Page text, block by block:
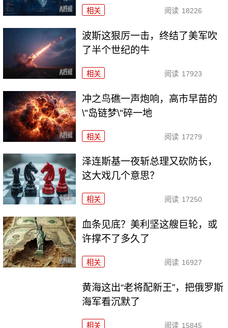
相关 阅读 18226
波斯这狠厉一击，终结了美军吹
了半个世纪的牛
相关 阅读 17923
冲之鸟礁一声炮响，高市早苗的
\"岛链梦\"碎一地
相关 阅读 17279
泽连斯基一夜斩总理又砍防长，
这大戏几个意思？
相关 阅读 17250
血条见底？美利坚这艘巨轮，或
许撑不了多久了
相关 阅读 16927
黄海这出“老将配新王”，把俄罗斯
海军看沉默了
相关 阅读 15845